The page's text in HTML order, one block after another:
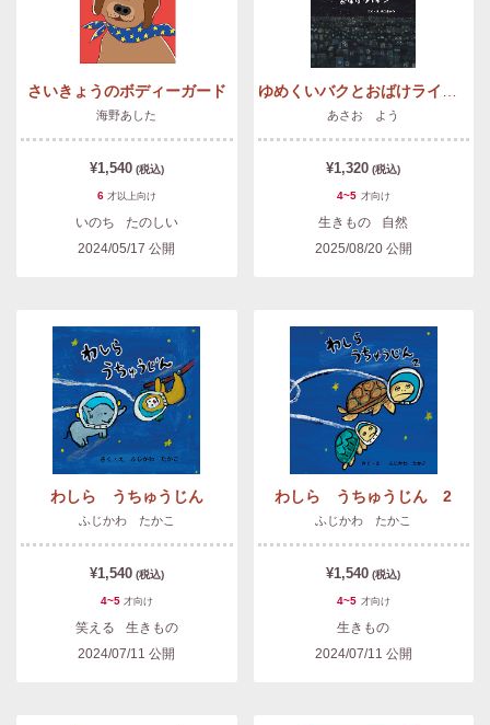
さいきょうのボディーガード
海野あした
¥1,540 (税込)
6 才以上向け
いのち
たのしい
2024/05/17 公開
あさお よう
¥1,320 (税込)
4~5 才向け
生きもの
自然
2025/08/20公開
わしら うちゅうじん
ふじかわ たかこ
¥1,540 (税込)
4~5 才向け
笑える
生きもの
2024/07/11 公開
わしら うちゅうじん 2
ふじかわ たかこ
¥1,540 (税込)
4~5 才向け
生きもの
2024/07/11 公開